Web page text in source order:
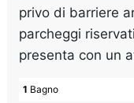
privo di barriere
parcheggi
presenta con un
1 Bagno